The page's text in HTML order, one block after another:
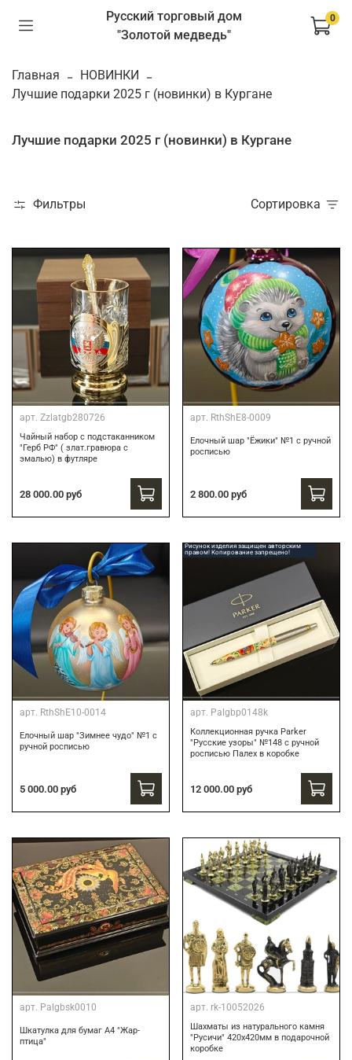
Русский торговый дом
"Золотой медведь"
0
Главная
НОВИНКИ
Лучшие подарки 2025 г (новинки) в Кургане
Лучшие подарки 2025 г (новинки) в Кургане
Фильтры Сортировка
арт. Zzlatgb280726
Чайный набор с подстаканником
"Герб РФ" ( злат.гравюра с
эмалью) в футляре
28 000.00 руб
арт. RthShE8-0009
Елочный шар "Ёжики" №1 с ручной
росписью
2 800.00 руб
арт. RthShE10-0014
Елочный шар "Зимнее чудо" №1 с
ручной росписью
5 000.00 руб
Рисунок изделия защищен авторским
правом! Копирование запрещено!
арт. Palgbp0148k
Коллекционная ручка Parker
"Русские узоры" №148 с ручной
росписью Палех в коробке
12 000.00 руб
арт. Palgbsk0010
Шкатулка для бумаг А4 "Жар-
птица"
арт. rk-10052026
Шахматы из натурального камня
"Русичи" 420х420мм в подарочной
коробке